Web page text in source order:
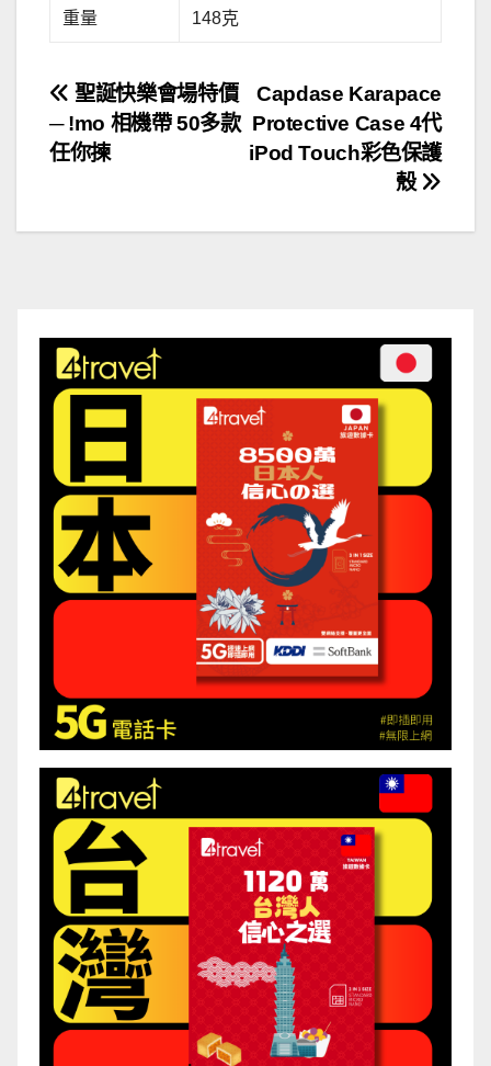
重量 148克
文
章
覽
Capdase Karapace
Protective Case 4代
iPod Touch彩色保護
殼
聖誕快樂會場特價
─ !mo 相機帶 50多款
任你揀